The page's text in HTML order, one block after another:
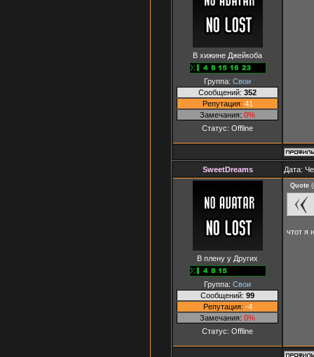
В хижине Джейкоба
Группа: Свои
Сообщений: 352
Репутация: 41
Замечания: 0%
Статус: Offline
SweetDreams Дата:
В плену у Других
Группа: Свои
Сообщений: 99
Репутация: -4
Замечания: 0%
Статус: Offline
Quote (
чтот я